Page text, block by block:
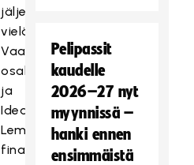
jäljellä
vielä
Vaasan
osakilpailu
ja
Ideapark
Lempäälän
finaalitapahtuma!
Pelipassit
kaudelle
2026–27 nyt
myynnissä –
hanki ennen
ensimmäistä